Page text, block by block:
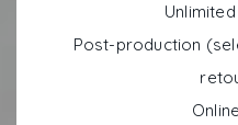
Post-production